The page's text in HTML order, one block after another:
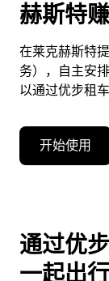
历。
赫斯特
在莱克赫斯特
务），自主安
以通过优步租车
开始使用
通过优
一起出行